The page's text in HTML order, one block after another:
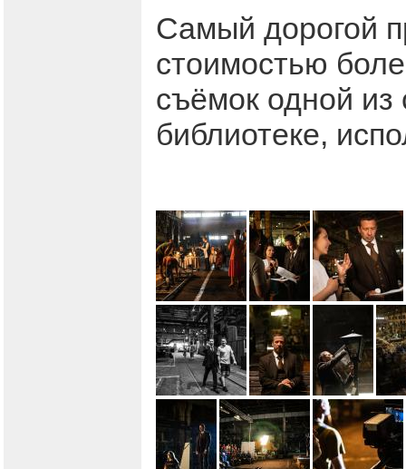
Самый дорогой
стоимостью
съёмок одной из
библиотеке,